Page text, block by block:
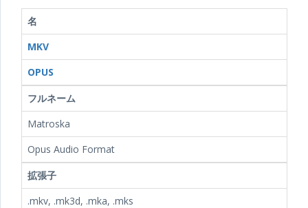
名
MKV
OPUS
フルネーム
Matroska
Opus Audio Format
拡張子
.mkv, .mk3d, .mka, .mks